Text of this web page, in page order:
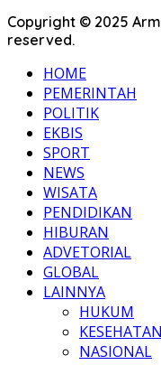
Copyright © 2025
reserved.
HOME
PEMERINTAH
POLITIK
EKBIS
SPORT
NEWS
WISATA
PENDIDIKAN
HIBURAN
ADVETORIAL
GLOBAL
LAINNYA
HUKUM
KESEHATAN
NASIONAL